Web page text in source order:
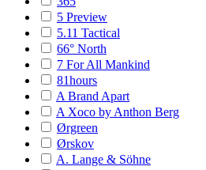
5 Preview
5.11 Tactical
66° North
7 For All Mankind
81hours
A Brand Apart
A Xoco by Anthon Berg
Ørgreen
Ørskov
A. Lange & Söhne